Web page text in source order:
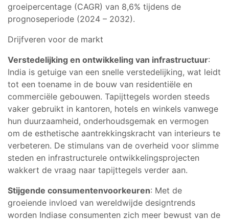
groeipercentage (CAGR) van 8,6% tijdens de
prognoseperiode (2024 – 2032).
Drijfveren voor de markt
Verstedelijking en ontwikkeling van infrastructuur:
India is getuige van een snelle verstedelijking, wat leidt
tot een toename in de bouw van residentiële en
commerciële gebouwen. Tapijttegels worden steeds
vaker gebruikt in kantoren, hotels en winkels vanwege
hun duurzaamheid, onderhoudsgemak en vermogen
om de esthetische aantrekkingskracht van interieurs te
verbeteren. De stimulans van de overheid voor slimme
steden en infrastructurele ontwikkelingsprojecten
wakkert de vraag naar tapijttegels verder aan.
Stijgende consumentenvoorkeuren: Met de
groeiende invloed van wereldwijde designtrends
worden Indiase consumenten zich meer bewust van de